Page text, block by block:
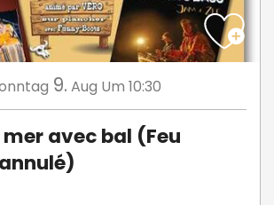
9. Aug Um 10:30
avec bal (Feu